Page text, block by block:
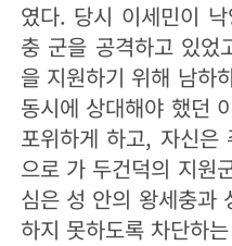
였다. 당시 이세민이
충 군을 공격하고 있었
을 지원하기 위해 남하
동시에 상대해야 했던
포위하게 하고, 자신은
으로 가 두건덕의 지원
심은 성 안의 왕세충과
하지 못하도록 차단하